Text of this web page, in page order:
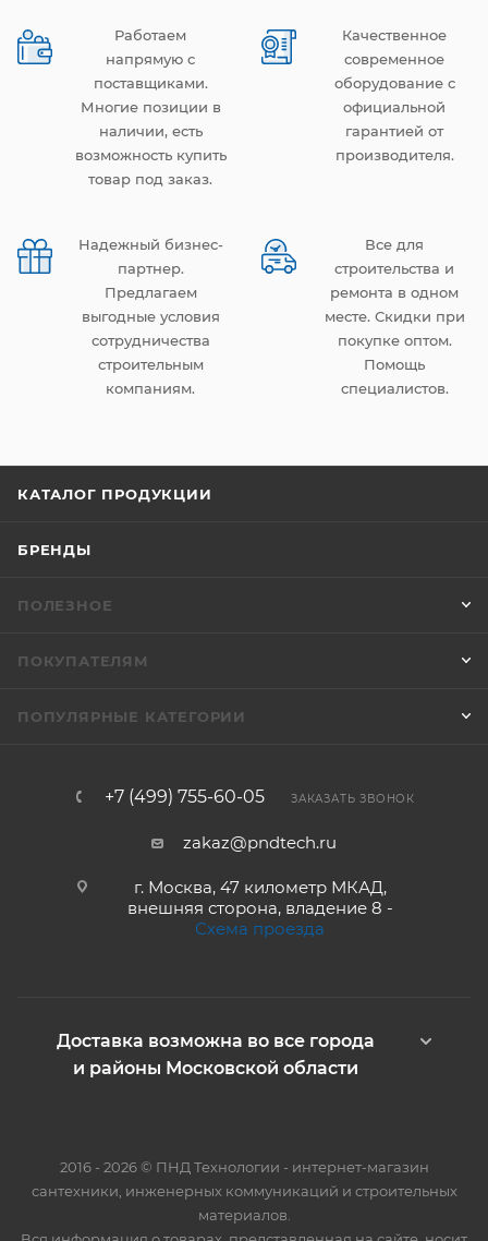
Работаем
напрямую с
поставщиками.
Многие позиции в
наличии, есть
возможность купить
товар под заказ.
Качественное
современное
оборудование с
официальной
гарантией от
производителя.
Надежный бизнес-
партнер.
Предлагаем
выгодные условия
сотрудничества
строительным
компаниям.
Все для
строительства и
ремонта в одном
месте. Скидки при
покупке оптом.
Помощь
специалистов.
КАТАЛОГ ПРОДУКЦИИ
БРЕНДЫ
ПОЛЕЗНОЕ
ПОКУПАТЕЛЯМ
ПОПУЛЯРНЫЕ КАТЕГОРИИ
+7 (499) 755-60-05 ЗАКАЗАТЬ ЗВОНОК
zakaz@pndtech.ru
г. Москва, 47 километр МКАД,
внешняя сторона, владение 8 -
Схема проезда
Доставка возможна во все города
и районы Московской области
2016 - 2026 © ПНД Технологии - интернет-магазин
сантехники, инженерных коммуникаций и строительных
материалов.